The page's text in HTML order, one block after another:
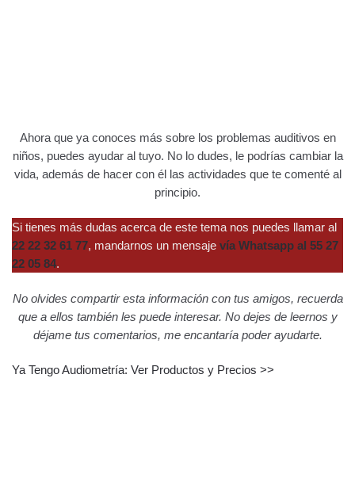
Ahora que ya conoces más sobre los problemas auditivos en
niños, puedes ayudar al tuyo. No lo dudes, le podrías cambiar la
vida, además de hacer con él las actividades que te comenté al
principio.
Si tienes más dudas acerca de este tema nos puedes llamar al
22 22 32 61 77, mandarnos un mensaje vía Whatsapp al 55 27
22 05 84.
No olvides compartir esta información con tus amigos, recuerda
que a ellos también les puede interesar. No dejes de leernos y
déjame tus comentarios, me encantaría poder ayudarte.
Ya Tengo Audiometría: Ver Productos y Precios >>